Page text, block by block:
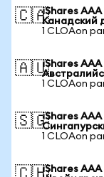
🇨🇦iShares
Канадский
1 CLOAon
🇦🇺iShares
1 CLOAon
🇸🇬iShares
1 CLOAon
iShares